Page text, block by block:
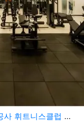
40평 50평 헬스장인테리어 피티샵공사 휘트니스클럽 시공현장